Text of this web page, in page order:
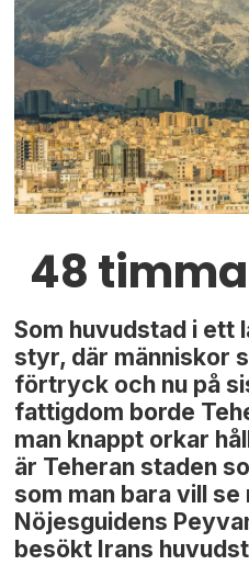
48
Som huvudstad i ett
styr, där människor
förtryck och nu på
fattigdom borde
man knappt orkar
är Teheran staden
som man bara vill se
Nöjesguidens
besökt Irans